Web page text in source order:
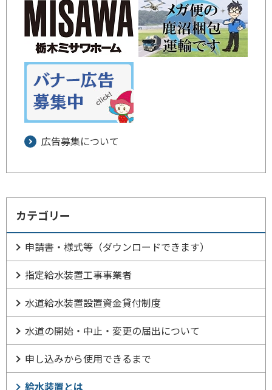
広告募集について
カテゴリー
申請書・様式等（ダウンロードできます）
指定給水装置工事事業者
水道給水装置設置資金貸付制度
水道の開始・中止・変更の届出について
申し込みから使用できるまで
給水装置とは